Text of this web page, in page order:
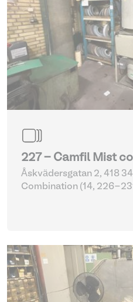
227 - Camfil Mist
Åskvädersgatan 2, 418
Combination (14, 226-